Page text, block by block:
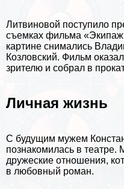
Литвиновой поступило
съемках фильма
картине снимались
Козловский. Фильм
зрителю и собрал в
Личная жизнь
С будущим мужем
познакомилась в театре.
дружеские отношения,
в любовный роман.